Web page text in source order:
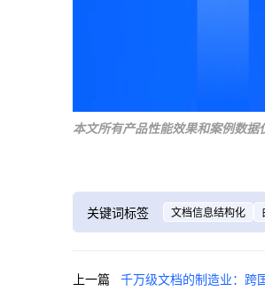
本文所有产品性能效果和案例数据
关键词标签 文档信息结构化
上一篇 千万级文档的制造业：跨